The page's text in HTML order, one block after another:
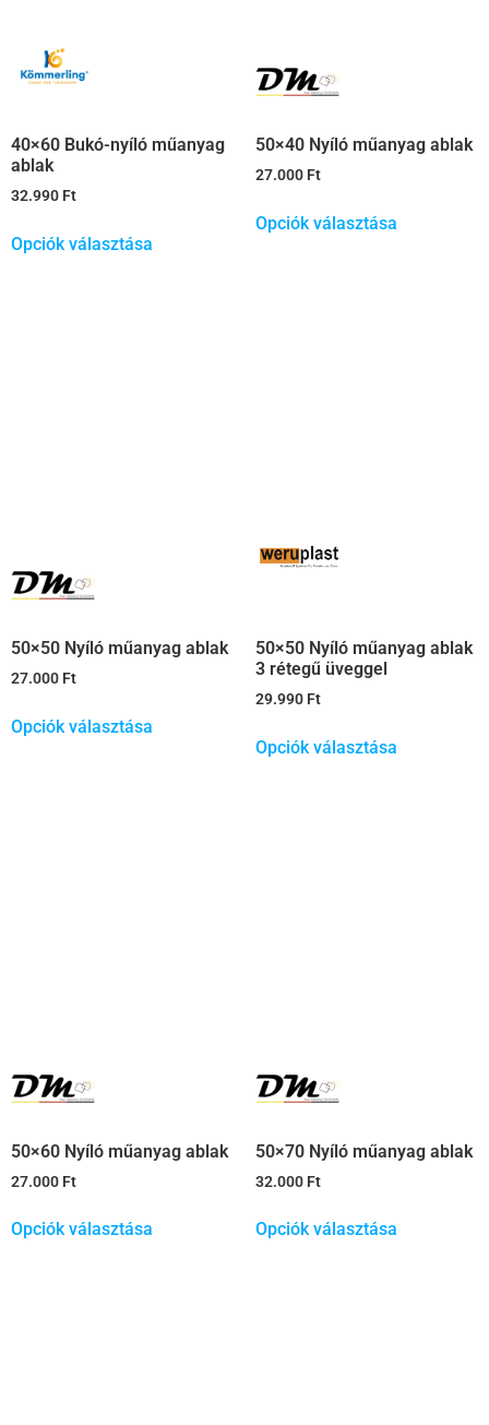
40×60 Bukó-nyíló műanyag
ablak
32.990 Ft
Opciók választása
50×40 Nyíló műanyag ablak
27.000 Ft
Opciók választása
50×50 Nyíló műanyag ablak
27.000 Ft
Opciók választása
50×50 Nyíló műanyag ablak
3 rétegű üveggel
29.990 Ft
Opciók választása
50×60 Nyíló műanyag ablak
27.000 Ft
Opciók választása
50×70 Nyíló műanyag ablak
32.000 Ft
Opciók választása